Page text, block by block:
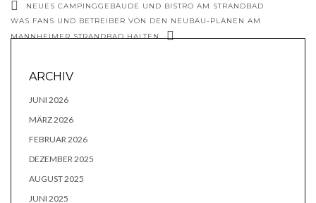
NEUES CAMPINGGEBÄUDE UND BISTRO AM STRANDBAD
WAS FANS UND BETREIBER VON DEN NEUBAU-PLÄNEN AM
MANNHEIMER STRANDBAD HALTEN
ARCHIV
JUNI 2026
MÄRZ 2026
FEBRUAR 2026
DEZEMBER 2025
AUGUST 2025
JUNI 2025